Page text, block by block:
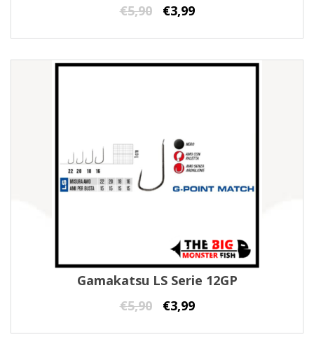
€5,90 €3,99
Gamakatsu LS Serie 12GP
€5,90 €3,99